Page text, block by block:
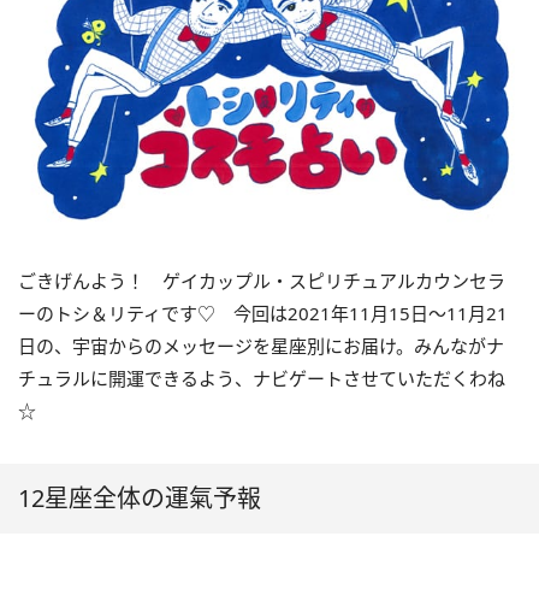
ごきげんよう！ ゲイカップル・スピリチュアルカウンセラ
ーのトシ＆リティです♡ 今回は2021年11 月15日〜11 月21
日の、宇宙からのメッセージを星座別にお届け。みんながナ
チュラルに開運できるよう、ナビゲートさせていただくわね
☆
12星座全体の運氣予報